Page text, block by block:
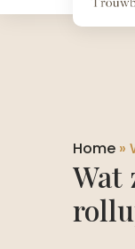
Home »
Wat